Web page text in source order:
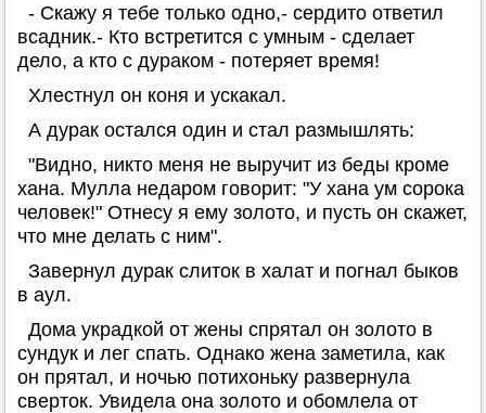
- Скажу я тебе только одно,- сердито ответил
всадник.- Кто встретится с умным - сделает
дело, а кто с дураком - потеряет время!
Хлестнул он коня и ускакал.
А дурак остался один и стал размышлять:
"Видно, никто меня не выручит из беды кроме
хана. Мулла недаром говорит: "У хана ум сорока
человек!" Отнесу я ему золото, и пусть он скажет,
что мне делать с ним".
Завернул дурак слиток в халат и погнал быков
в аул.
Дома украдкой от жены спрятал он золото в
сундук и лег спать. Однако жена заметила, как
он прятал, и ночью потихоньку развернула
сверток. Увидела она золото и обомлела от